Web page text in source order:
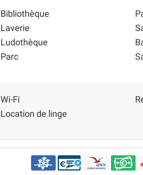
Bibliothèque
Laverie
Ludothèque
Parc
Wi-Fi
Location de linge